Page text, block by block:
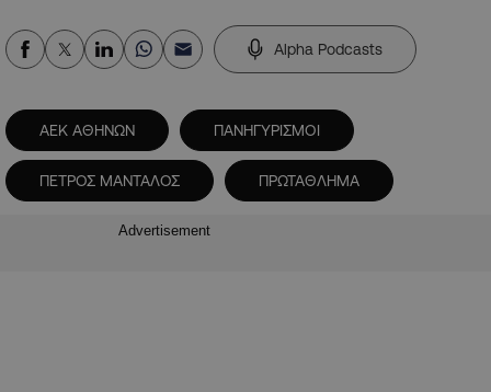
Alpha Podcasts
ΑΕΚ ΑΘΗΝΩΝ ΠΑΝΗΓΥΡΙΣΜΟΙ
ΠΕΤΡΟΣ ΜΑΝΤΑΛΟΣ ΠΡΩΤΑΘΛΗΜΑ
Advertisement